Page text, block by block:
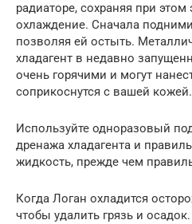
радиаторе, сохраняя при
охлаждение. Сначала
позволяя ей остыть.
хладагент в недавно
очень горячими и могут
соприкоснутся с вашей кожей.
Используйте одноразовый
дренажа хладагента и
жидкость, прежде чем
Когда Логан охладится
чтобы удалить грязь и